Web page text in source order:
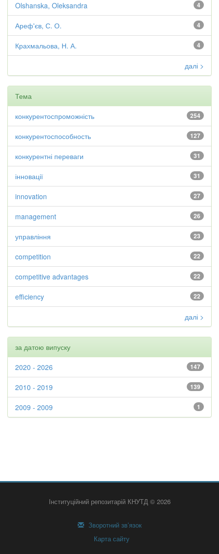
4
Olshanska, Oleksandra
4
Ареф'єв, С. О.
4
Крахмальова, Н. А.
далі >
Тема
254
конкурентоспроможність
127
конкурентоспособность
31
конкурентні переваги
31
інновації
27
innovation
26
management
23
управління
22
competition
22
competitive advantages
22
efficiency
далі >
за датою випуску
147
2020 - 2026
139
2010 - 2019
1
2009 - 2009
Інституційний репозитарій КНУТД © 2026
Зворотний зв’язок
Карта сайту